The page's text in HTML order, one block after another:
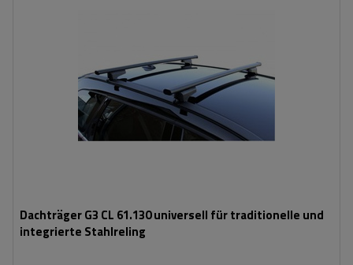
Dachträger G3 CL 61.130 universell für traditionelle und
integrierte Stahlreling